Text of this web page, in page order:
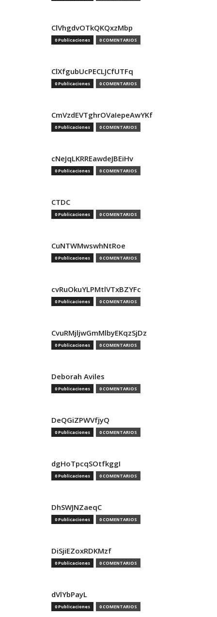
ClVhgdvOTkQKQxzMbp
0 Publicaciones 0 COMENTARIOS
ClXfgubUcPECLJCfUTFq
0 Publicaciones 0 COMENTARIOS
CmVzdEVTghrOVaIepeAwYKf
0 Publicaciones 0 COMENTARIOS
cNeJqLKRREawdeJBEiHv
0 Publicaciones 0 COMENTARIOS
CTDC
0 Publicaciones 0 COMENTARIOS
CuNTWMwswhNtRoe
0 Publicaciones 0 COMENTARIOS
cvRuOkuYLPMtlVTxBZYFc
0 Publicaciones 0 COMENTARIOS
CvuRMjljwGmMlbyEKqzSjDz
0 Publicaciones 0 COMENTARIOS
Deborah Aviles
0 Publicaciones 0 COMENTARIOS
DeQGiZPWVfjyQ
0 Publicaciones 0 COMENTARIOS
dgHoTpcqSOtfkggI
0 Publicaciones 0 COMENTARIOS
DhSWJNZaeqC
0 Publicaciones 0 COMENTARIOS
DiSjiEZoxRDKMzf
0 Publicaciones 0 COMENTARIOS
dVlYbPayL
0 Publicaciones 0 COMENTARIOS